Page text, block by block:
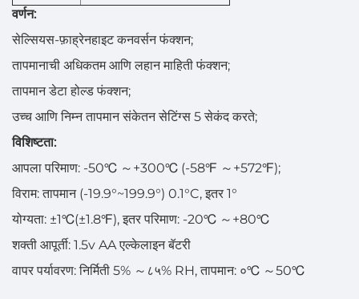
वर्णन:
सेल्सियस-फ़ाह्रेनहाइट कनवर्सन फंक्शन;
तापमानाची अधिकतम आणि लहान माहिती फंक्शन;
तापमान डेटा होल्ड फंक्शन;
उच्च आणि निम्न तापमान संकेतन सेटिंग्स 5 सेकंद करते;
विशिष्टता:
आपला परिमाण: -50℃ ～ +300℃ (-58℉ ～ +572℉);
विराम: तापमान (-19.9°~199.9°) 0.1°C, इतर 1°
योग्यता: ±1℃(±1.8℉), इतर परिमाण: -20℃ ～ +80℃
शक्ती आपूर्ती: 1.5v AA एल्केलाइन बॅटरी
वापर पर्यावरण: निर्मिती 5% ～ ८५% RH, तापमान: ०℃ ～50℃